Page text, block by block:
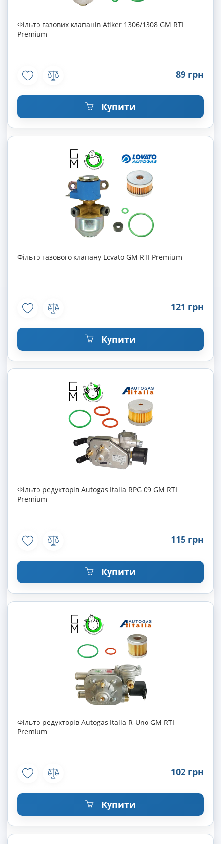
Фільтр газових клапанів Atiker 1306/1308 GM RTI
Premium
89 грн
Купити
Фільтр газового клапану Lovato GM RTI Premium
121 грн
Купити
Фільтр редукторів Autogas Italia RPG 09 GM RTI
Premium
115 грн
Купити
Фільтр редукторів Autogas Italia R-Uno GM RTI
Premium
102 грн
Купити